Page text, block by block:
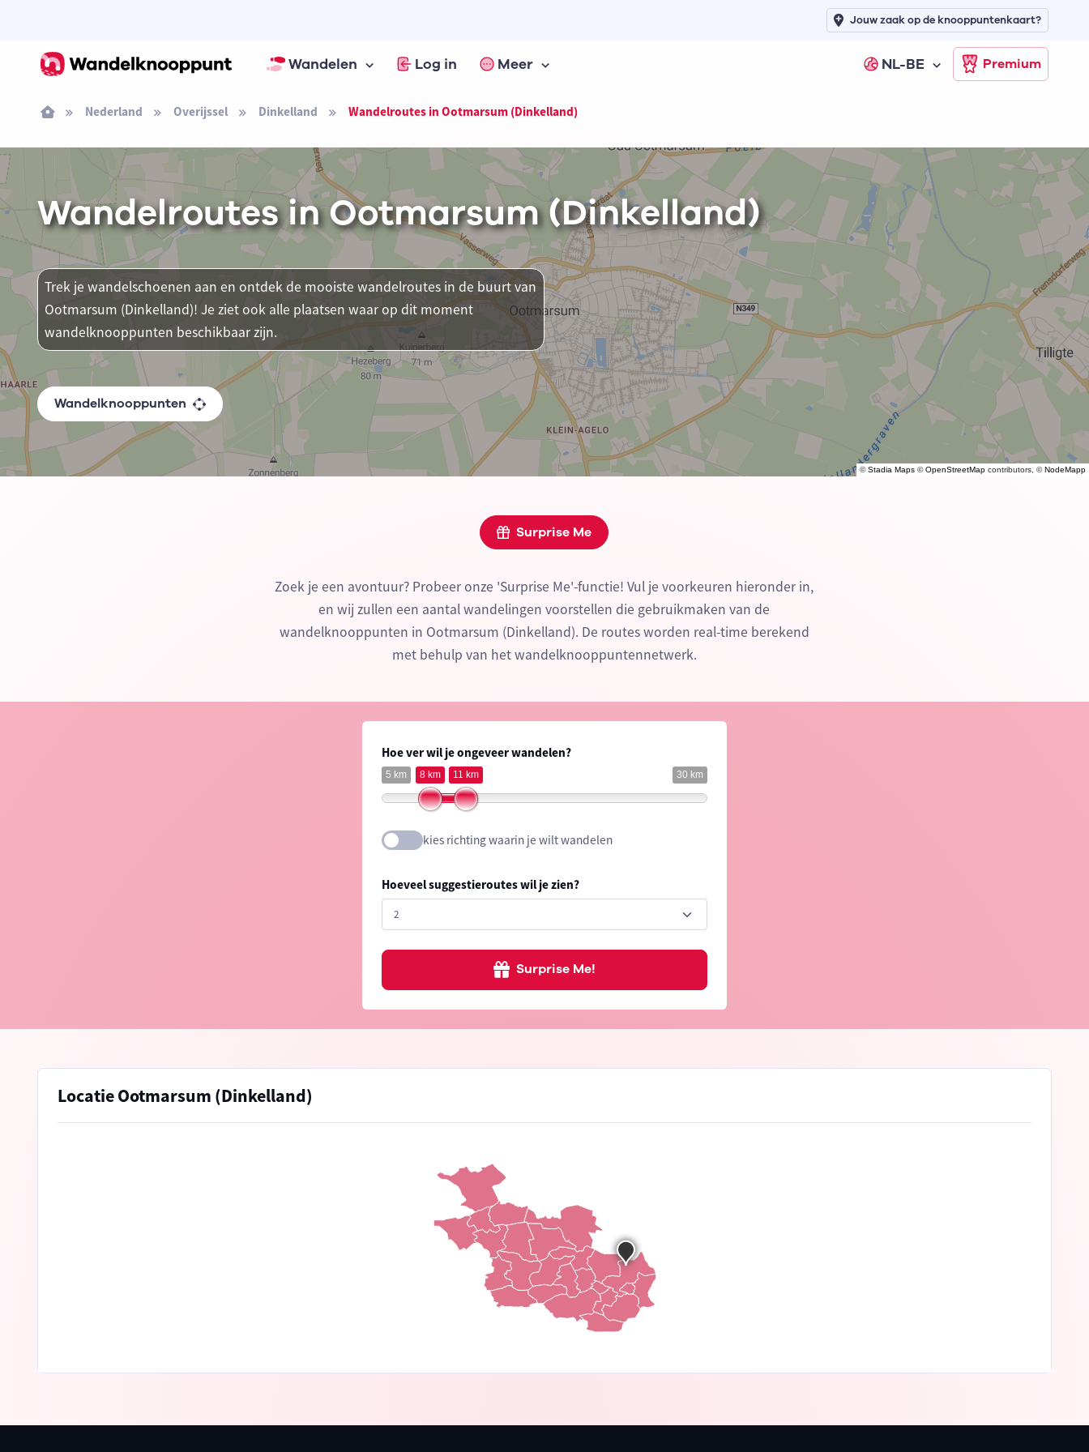
Wandelen Log in Meer NL-BE Premium
Jouw zaak op de knooppuntenkaart?
Nederland Overijssel Dinkelland Wandelroutes in Ootmarsum (Dinkelland)
©Stadia Maps ©OpenStreetMap contributors, ©NodeMapp
Wandelroutes in Ootmarsum (Dinkelland)
Trek je wandelschoenen aan en ontdek de mooiste wandelroutes in de buurt van
Ootmarsum (Dinkelland)! Je ziet ook alle plaatsen waar op dit moment
wandelknooppunten beschikbaar zijn.
Wandelknooppunten
Surprise Me
Zoek je een avontuur? Probeer onze 'Surprise Me'-functie! Vul je voorkeuren hieronder in,
en wij zullen een aantal wandelingen voorstellen die gebruikmaken van de
wandelknooppunten in Ootmarsum (Dinkelland). De routes worden real-time berekend
met behulp van het wandelknooppuntennetwerk.
Hoe ver wil je ongeveer wandelen?
5 km 30 km
8 km 11 km
kies richting waarin je wilt wandelen
Hoeveel suggestieroutes wil je zien?
Surprise Me!
Locatie Ootmarsum (Dinkelland)